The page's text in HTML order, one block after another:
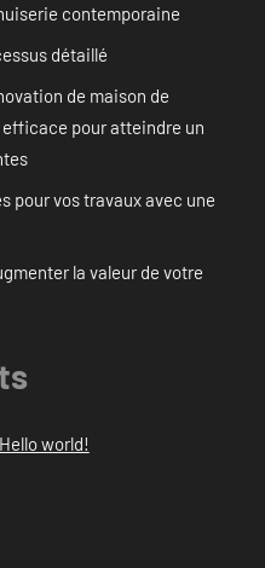
contemporaine
détaillé
de maison de
pour atteindre un
pour vos travaux avec une
la valeur de votre
Hello world!